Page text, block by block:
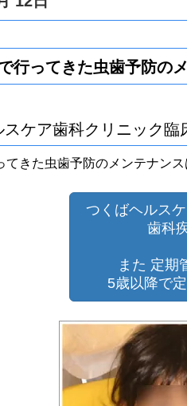
行ってきた虫歯予防の
ケア歯科クリニック臨
てきた虫歯予防のメンテナン
つくばヘルス
歯科
また 定期
5歳以降で